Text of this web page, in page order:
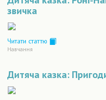
звичка
Читати статтю
Навчання
Дитяча казка: